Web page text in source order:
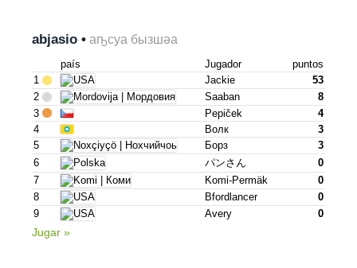
abjasio • аҧсуа бызшәа
país Jugador
puntos
1
Jackie
53
2
Saaban
8
3
Pepiček
4
4
Волк
3
5
Борз
3
6
パンさん
0
7
Komi-Permäk
0
8
Bfordlancer
0
9
Avery 0
Jugar »